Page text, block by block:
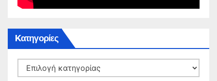
Kατηγορίες
Kατηγορίες